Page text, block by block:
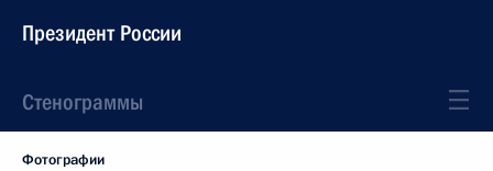
Президент России
Стенограммы
Фотографии